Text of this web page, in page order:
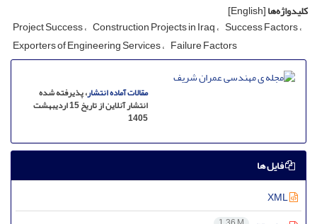
کلیدواژه‌ها[English]
Project Success Construction Projects in Iraq Success Factors
Exporters of Engineering Services Failure Factors
مقالات آماده انتشار، پذیرفته شده
انتشار آنلاین از تاریخ 15 اردیبهشت
1405
فایل ها